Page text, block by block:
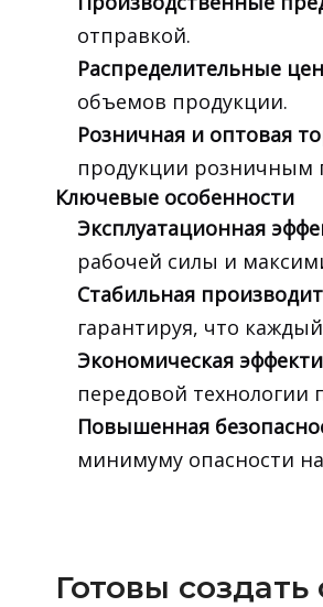
отправкой.
Распределительные
объемов продукции.
Розничная и оптовая
продукции розничным
Ключевые особенности
Эксплуатационная
рабочей силы и
Стабильная
гарантируя, что
Экономическая
передовой технологии
Повышенная
минимуму опасности
Готовы